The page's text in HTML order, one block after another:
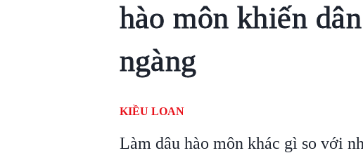
hào môn khiến
ngàng
KIỀU LOAN
Làm dâu hào môn khác gì so với